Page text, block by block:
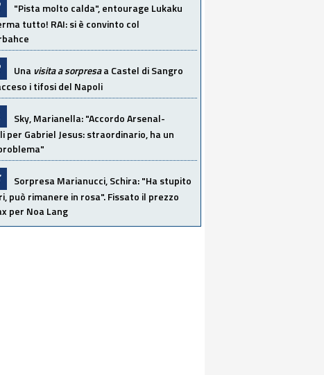
"Pista molto calda", entourage Lukaku
tutto! RAI: si è convinto col
Una visita a sorpresaa Castel di Sangro
i tifosi del Napoli
Sky, Marianella: "Accordo Arsenal-
per Gabriel Jesus: straordinario, ha un
Sorpresa Marianucci, Schira: "Ha stupito
può rimanere in rosa". Fissato il prezzo
per Noa Lang